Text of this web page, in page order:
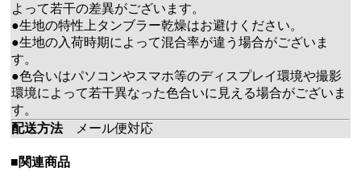
よって若干の差異がございます。
●生地の特性上タンブラー乾燥はお避けください。
●生地の入荷時期によって混合率が違う場合がございま
す。
●色合いはパソコンやスマホ等のディスプレイ環境や撮影
環境によって若干異なった色合いに見える場合がございま
す。
配送方法メール便対応
■関連商品